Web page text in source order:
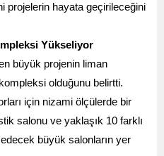
projelerin hayata geçirileceğini
Yükseliyor
büyük projenin liman
olduğunu belirtti.
için nizami ölçülerde bir
salonu ve yaklaşık 10 farklı
büyük salonların yer